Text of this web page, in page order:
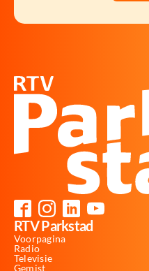
RTV Parkstad
Voorpagina
Radio
Televisie
Gemist